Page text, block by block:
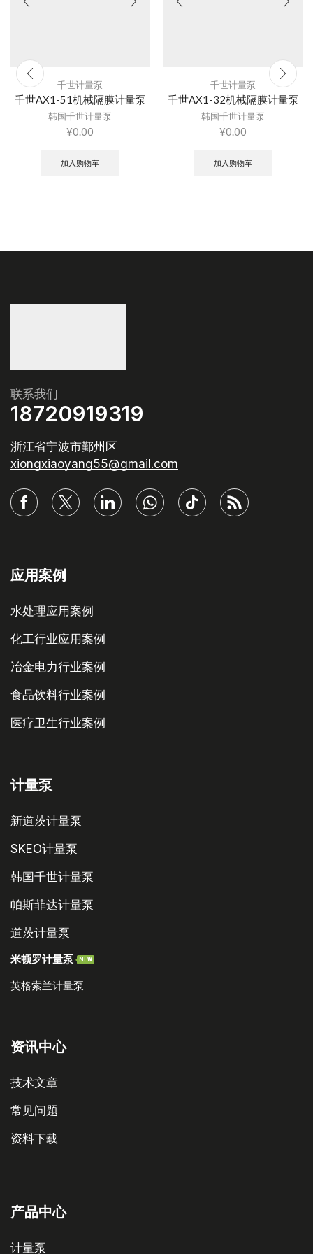
千世计量泵
千世AX1-51机械隔膜计量泵
韩国千世计量泵
¥0.00
加入购物车
千世计量泵
千世AX1-32机械隔膜计量泵
韩国千世计量泵
¥0.00
加入购物车
联系我们
18720919319
浙江省宁波市鄞州区
xiongxiaoyang55@gmail.com
应用案例
水处理应用案例
化工行业应用案例
冶金电力行业案例
食品饮料行业案例
医疗卫生行业案例
计量泵
新道茨计量泵
SKEO计量泵
韩国千世计量泵
帕斯菲达计量泵
道茨计量泵
米顿罗计量泵 NEW
英格索兰计量泵
资讯中心
技术文章
常见问题
资料下载
产品中心
计量泵